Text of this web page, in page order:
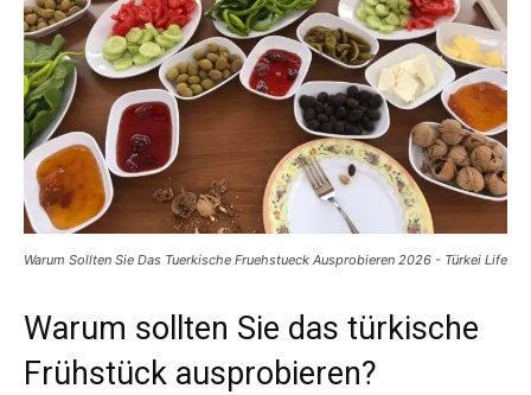
Warum Sollten Sie Das Tuerkische Fruehstueck Ausprobieren 2026 - Türkei Life
Warum sollten Sie das türkische
Frühstück ausprobieren?